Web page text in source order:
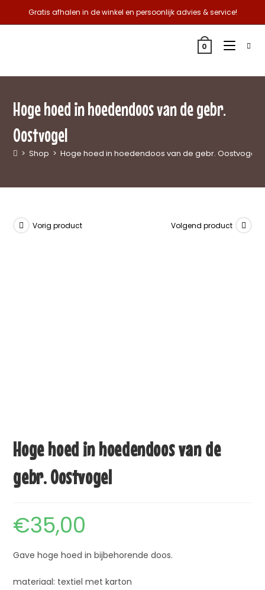
Gratis afhalen in de winkel en persoonlijk advies & service!
0
Hoge hoed in hoedendoos van de gebr.
Oostvogel
> Shop > Hoge hoed in hoedendoos van de gebr. Oostvogel
Vorig product Volgend product
Hoge hoed in hoedendoos van de
gebr. Oostvogel
€35,00
Gave hoge hoed in bijbehorende doos.
materiaal: textiel met karton